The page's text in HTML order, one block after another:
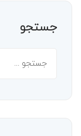
جستجو